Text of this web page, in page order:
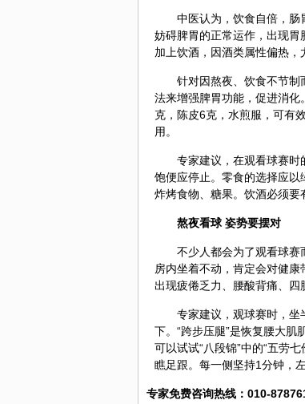
中医认为，饮食自倍，
妨碍脾胃的正常运作，出现
加上饮酒，因酒类属性偏热，
针对因熬夜、饮食不节
法来增强脾胃功能，促进消
克，陈皮6克，水煎服，可有
用。
专家建议，在观看球赛
饱便应停止。零食的选择应
炸烤食物、糖果。饮酒必须要
熬夜看球 姿势要摆对
不少人都会为了观看球
房内坐着不动，肯定会对健
出现疲倦乏力、腰酸背痛、四
专家建议，观球赛时，坐
下。“跨步压腿”是恢复腰大肌
可以试试“八段锦”中的“五劳
瞧足跟。每一侧坚持1分钟，
专家免费咨询热线：010-